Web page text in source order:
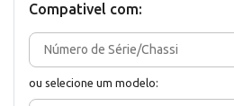
Compativel com:
ou selecione um modelo: